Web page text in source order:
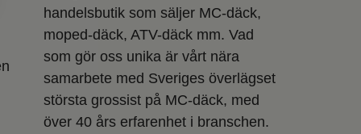
handelsbutik som säljer MC-däck,
moped-däck, ATV-däck mm. Vad
som gör oss unika är vårt nära
samarbete med Sveriges överlägset
största grossist på MC-däck, med
över 40 års erfarenhet i branschen.